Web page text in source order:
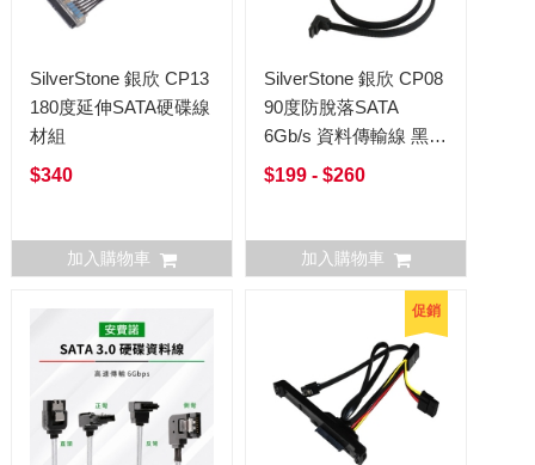
SilverStone 銀欣 CP13
180度延伸SATA硬碟線
材組
$340
加入購物車
SilverStone 銀欣 CP08
90度防脫落SATA
6Gb/s 資料傳輸線 黑色
白色
$199 - $260
加入購物車
促銷